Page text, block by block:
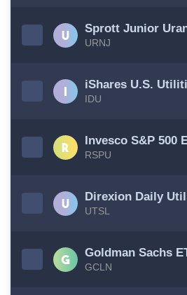
Sprott Junior
URNJ
iShares U.S.
IDU
Invesco S&P 500
RSPU
Direxion Daily
UTSL
Goldman Sachs
GCLN